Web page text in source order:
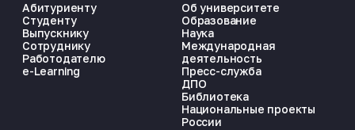
Абитуриенту
Студенту
Выпускнику
Сотруднику
Работодателю
e-Learning
Об университете
Образование
Наука
Международная
деятельность
Пресс-служба
ДПО
Библиотека
Национальные проекты
России